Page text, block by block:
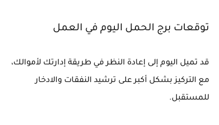
توقعات برج الحمل اليوم في العمل
قد تميل اليوم إلى إعادة النظر في طريقة إدارتك لأموالك،
مع التركيز بشكل أكبر على ترشيد النفقات والادخار
للمستقبل.